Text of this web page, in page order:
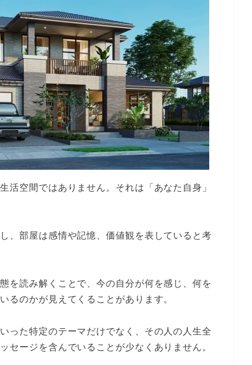
活空間ではありません。それは「あなた自身」
、部屋は感情や記憶、価値観を表していると考
を読み解くことで、今の自分が何を感じ、何を
るのかが見えてくることがあります。
った特定のテーマだけでなく、その人の人生全
セージを含んでいることが少なくありません。